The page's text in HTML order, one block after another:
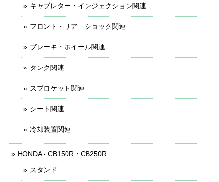
キャブレター・インジェクション関連
フロント・リア ショック関連
ブレーキ・ホイール関連
タンク関連
スプロケット関連
シート関連
冷却装置関連
HONDA - CB150R・CB250R
スタンド